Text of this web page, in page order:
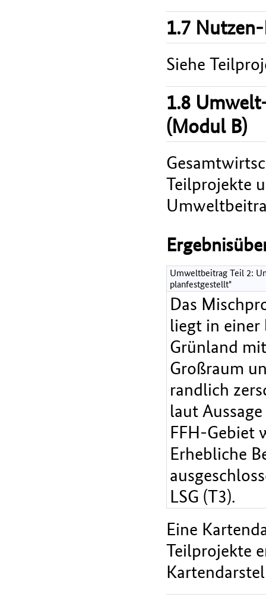
1.7
Siehe
1.8
(Modul B)
Teilprojekte
Umweltbeitrag Teil 2:
planfestgestellt"
Das
liegt in einer
Grünland
Großraum
randlich
laut
FFH-Gebiet
Erhebliche
LSG (T3).
Eine
Teilprojekte